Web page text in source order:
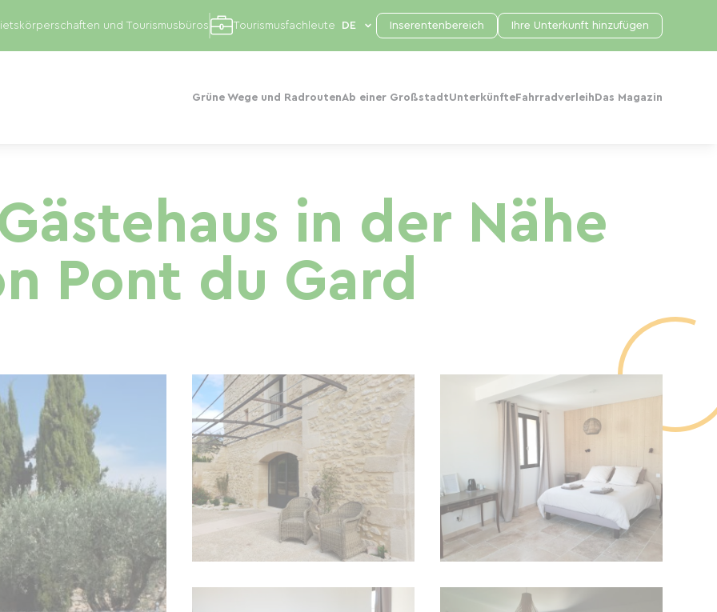
Grüne Wege und RadroutenAb einer GroßstadtUnterkünfte Fahrradverleih Das Magazin
und Tourismusbüros Tourismusfachleute Inserentenbereich Ihre Unterkunft hinzufügen
in der Nähe
Pont du Gard